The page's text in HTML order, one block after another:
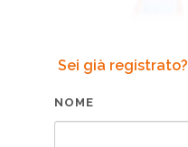
Sei già
NOME